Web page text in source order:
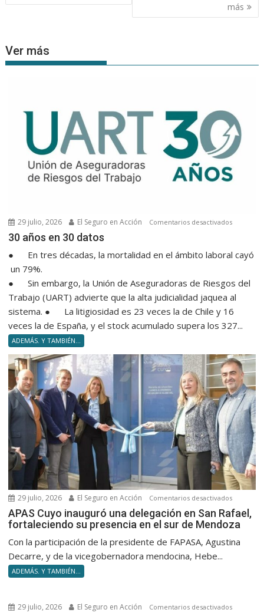
más
Ver más
29 julio, 2026 El Seguro en Acción Comentarios desactivadosen
30 años en 30 datos
● En tres décadas, la mortalidad en el ámbito laboral cayó
un 79%.
● Sin embargo, la Unión de Aseguradoras de Riesgos del
Trabajo (UART) advierte que la alta judicialidad jaquea al
sistema. ● La litigiosidad es 23 veces la de Chile y 16
veces la de España, y el stock acumulado supera los 327...
ADEMÁS. Y TAMBIÉN...
29 julio, 2026 El Seguro en Acción Comentarios desactivadosen
APAS
Cuyo
APAS Cuyo inauguró una delegación en San Rafael,
fortaleciendo su presencia en el sur de Mendoza
Con la participación de la presidente de FAPASA, Agustina
Decarre, y de la vicegobernadora mendocina, Hebe...
ADEMÁS. Y TAMBIÉN...
29 julio, 2026 El Seguro en Acción Comentarios desactivadosen